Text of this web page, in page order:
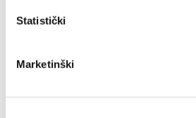
Statistički
Marketinški